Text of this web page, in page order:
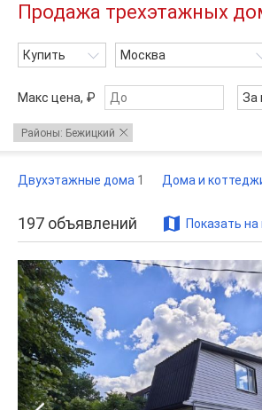
Продажа трехэтажных
Купить Москва
Макс цена, ₽ За
Районы: Бежицкий
Двухэтажные дома 1 Дома и
197 объявлений Показать на